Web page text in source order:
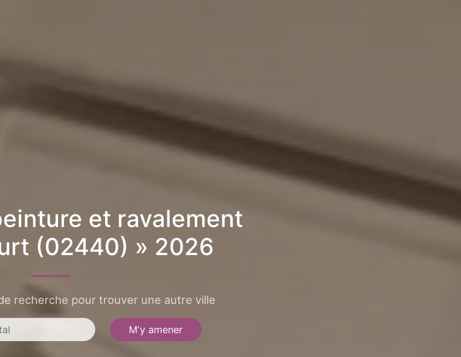
et ravalement
(02440) » 2026
recherche pour trouver une autre ville
M'y amener